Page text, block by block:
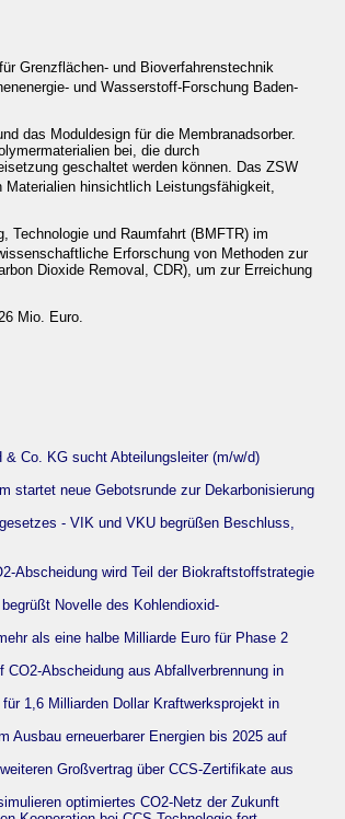
Grenzflächen- und Bioverfahrenstechnik
und Wasserstoff-Forschung Baden-
das Moduldesign für die Membranadsorber.
bei, die durch
geschaltet werden können. Das ZSW
hinsichtlich Leistungsfähigkeit,
Technologie und Raumfahrt (BMFTR) im
Erforschung von Methoden zur
Dioxide Removal, CDR), um zur Erreichung
Mio. Euro.
Co. KG sucht Abteilungsleiter (m/w/d)
startet neue Gebotsrunde zur Dekarbonisierung
- VIK und VKU begrüßen Beschluss,
Abscheidung wird Teil der Biokraftstoffstrategie
Novelle des Kohlendioxid-
als eine halbe Milliarde Euro für Phase 2
Abscheidung aus Abfallverbrennung in
1,6 Milliarden Dollar Kraftwerksprojekt in
Ausbau erneuerbarer Energien bis 2025 auf
Großvertrag über CCS-Zertifikate aus
optimiertes CO2-Netz der Zukunft